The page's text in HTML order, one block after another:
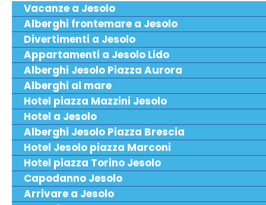
Vacanze a Jesolo
Alberghi frontemare a Jesolo
Divertimenti a Jesolo
Appartamenti a Jesolo Lido
Alberghi Jesolo Piazza Aurora
Alberghi al mare
Hotel piazza Mazzini Jesolo
Hotel a Jesolo
Alberghi Jesolo Piazza Brescia
Hotel Jesolo piazza Marconi
Hotel piazza Torino Jesolo
Capodanno Jesolo
Arrivare a Jesolo